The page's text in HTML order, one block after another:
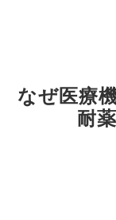
なぜ医療
耐